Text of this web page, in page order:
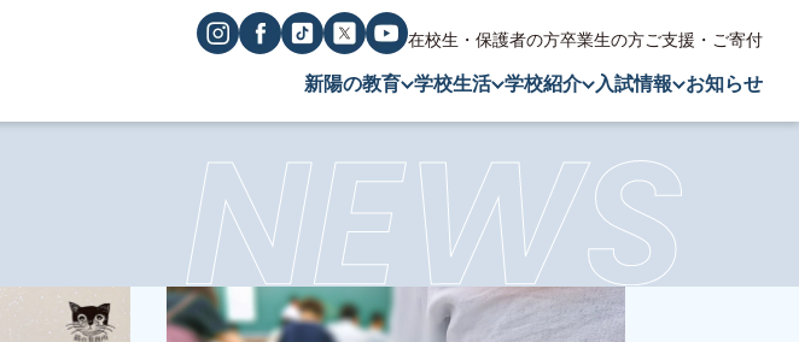
在校生・保護者の方卒業生の方ご支援・ご寄付
新陽の教育 学校生活 学校紹介 入試情報 お知らせ